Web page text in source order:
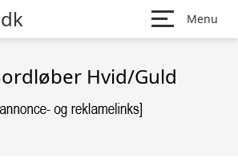
Menu
Hvid/Guld